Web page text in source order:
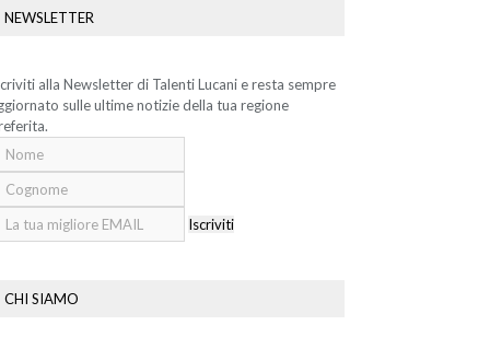
NEWSLETTER
alla Newsletter di Talenti Lucani e resta sempre
sulle ultime notizie della tua regione
Iscriviti
CHI SIAMO